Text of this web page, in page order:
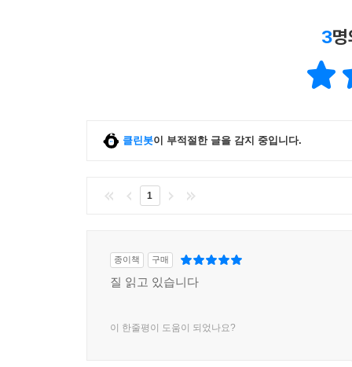
그동안 다룬 자료는 중국 고대의 인물부터 한
이웃들까지 방대하고 다양하다. 특히 국내에서
이른다. 그만큼 관상과 인생 지혜에 대한 깊이 또
관상을 공부하면서 깨달은 것은 얼굴 한 곳 한
3
클린봇이 부적절한 글을 감지 중입니다.
1
종이책 구매
질 읽고 있습니다
이 한줄평이 도움이 되었나요?